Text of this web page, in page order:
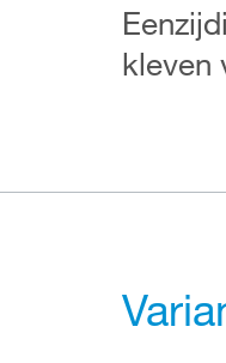
kleven